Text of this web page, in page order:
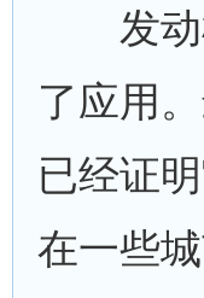
发动机
了应用
已经证
在一些